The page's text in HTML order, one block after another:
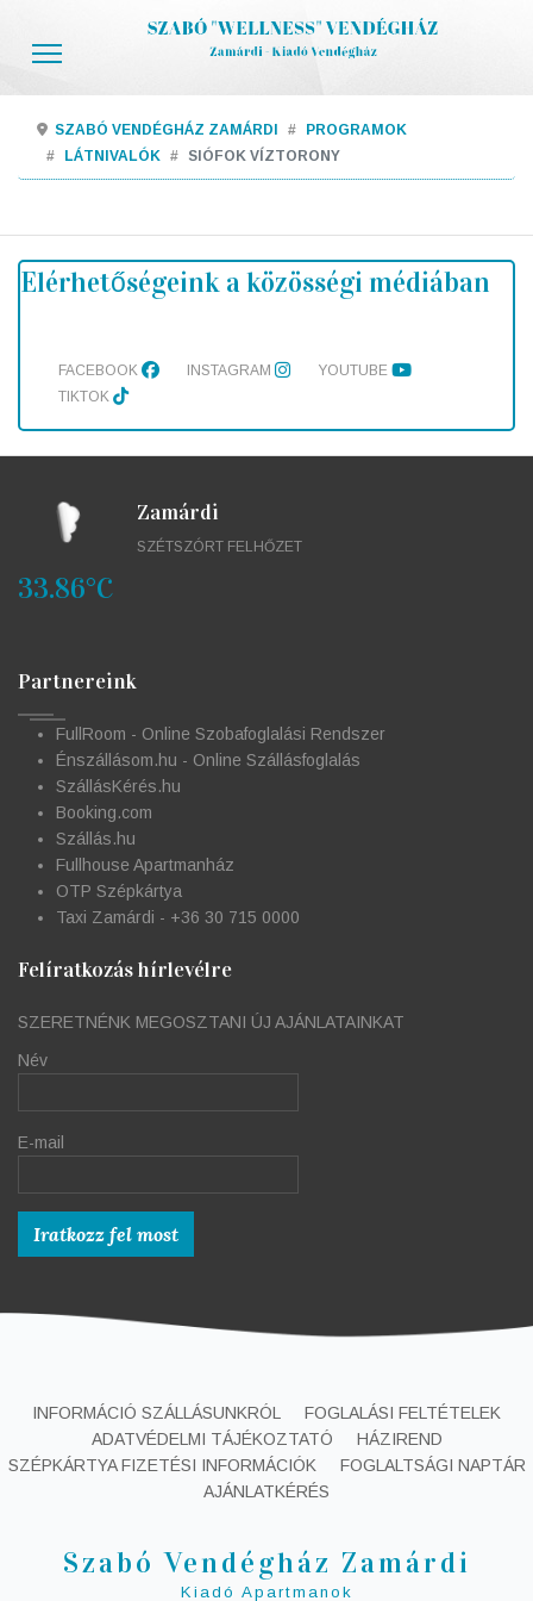
SZABÓ VENDÉGHÁZ ZAMÁRDI
PROGRAMOK
LÁTNIVALÓK
SIÓFOK VÍZTORONY
Elérhetőségeink a közösségi médiában
FACEBOOK INSTAGRAM
YOUTUBE
TIKTOK
33.86°C
Zamárdi
SZÉTSZÓRT FELHŐZET
Partnereink
FullRoom - Online Szobafoglalási Rendszer
Énszállásom.hu - Online Szállásfoglalás
SzállásKérés.hu
Booking.com
Szállás.hu
Fullhouse Apartmanház
OTP Szépkártya
Taxi Zamárdi - +36 30 715 0000
Felíratkozás hírlevélre
SZERETNÉNK MEGOSZTANI ÚJ AJÁNLATAINKAT
Név
E-mail
INFORMÁCIÓ SZÁLLÁSUNKRÓL
FOGLALÁSI FELTÉTELEK
ADATVÉDELMI TÁJÉKOZTATÓ
HÁZIREND
SZÉPKÁRTYA FIZETÉSI INFORMÁCIÓK
FOGLALTSÁGI NAPTÁR
AJÁNLATKÉRÉS
Szabó Vendégház Zamárdi
Kiadó Apartmanok